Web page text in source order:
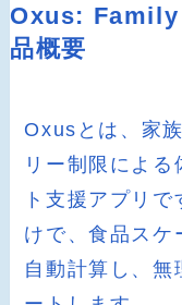
Oxus:
品概要
Oxusとは、家
リー制限による
ト支援アプリ
けで、食品スケ
自動計算し、無